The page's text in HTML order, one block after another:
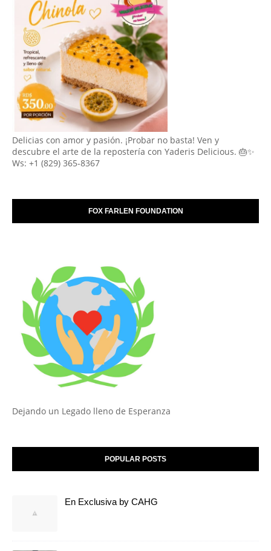
Delicias con amor y pasión. ¡Probar no basta! Ven y
descubre el arte de la repostería con Yaderis Delicious. 🎂✨
Ws: +1 (829) 365-8367
FOX FARLEN FOUNDATION
Dejando un Legado lleno de Esperanza
POPULAR POSTS
En Exclusiva by CAHG